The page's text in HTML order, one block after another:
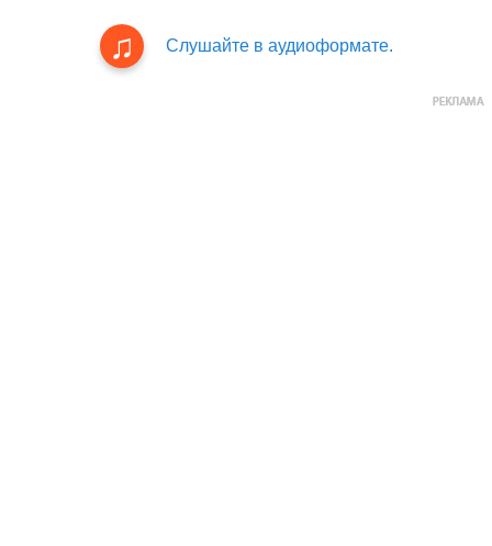
Слушайте в аудиоформате.